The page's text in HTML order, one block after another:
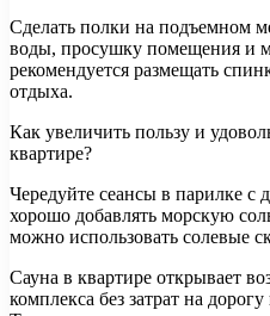
Сделать полки на подъемном
воды, просушку помещения и
рекомендуется размещать
отдыха.
Как увеличить пользу и
квартире?
Чередуйте сеансы в парилке
хорошо добавлять морскую
можно использовать солевые
Сауна в квартире открывает
комплекса без затрат на